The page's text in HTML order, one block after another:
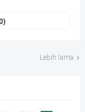
Lebih lama